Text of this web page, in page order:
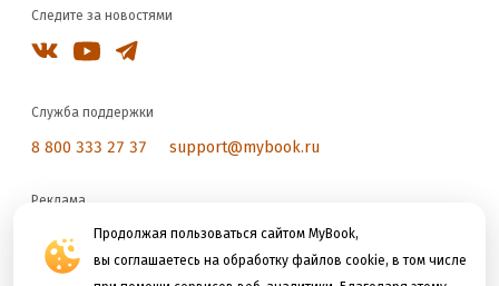
Продолжая пользоваться сайтом MyBook,
вы соглашаетесь на обработку файлов cookie, в том числе
Следите за новостями
Служба поддержки
8 800 333 27 37 support@mybook.ru
Реклама
reklama@litres.ru